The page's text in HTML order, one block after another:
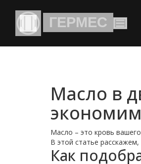
Масло в
экономим
Масло – это кровь
В этой статье
Как